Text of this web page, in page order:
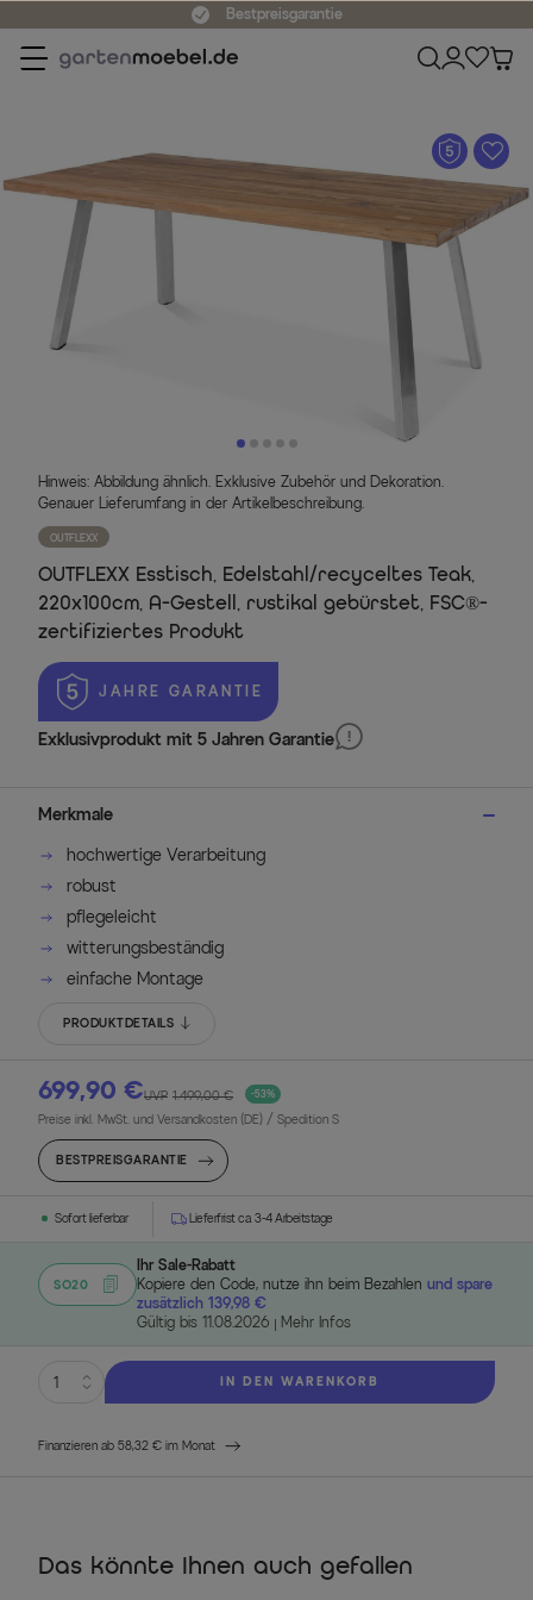
Bestpreisgarantie
A
Hinweis: Abbildung ähnlich. Exklusive Zubehör und Dekoration.
Genauer Lieferumfang in der Artikelbeschreibung.
OUTFLEXX
OUTFLEXX Esstisch, Edelstahl/recyceltes Teak,
220x100cm, A-Gestell, rustikal gebürstet, FSC®-
zertifiziertes Produkt
JAHRE GARANTIE
Exklusivprodukt mit 5 Jahren Garantie
Merkmale
hochwertige Verarbeitung
robust
pflegeleicht
witterungsbeständig
einfache Montage
PRODUKTDETAILS
699,90 € -53%
UVP 1.499,00 €
Preise inkl. MwSt. und Versandkosten (DE) / Spedition S
BESTPREISGARANTIE
Sofort lieferbar Lieferfrist ca. 3-4 Arbeitstage
SO20
Ihr Sale-Rabatt
Kopiere den Code, nutze ihn beim Bezahlen und spare
zusätzlich 139,98 €
Gültig bis 11.08.2026
Mehr Infos
IN DEN WARENKORB
Finanzieren ab 58,32 € im Monat
Das könnte Ihnen auch gefallen